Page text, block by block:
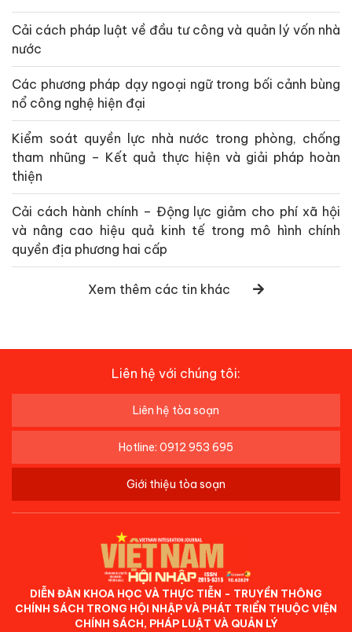
Cải cách pháp luật về đầu tư công và quản lý vốn nhà
nước
Các phương pháp dạy ngoại ngữ trong bối cảnh bùng
nổ công nghệ hiện đại
Kiểm soát quyền lực nhà nước trong phòng, chống
tham nhũng – Kết quả thực hiện và giải pháp hoàn
thiện
Cải cách hành chính – Động lực giảm cho phí xã hội
và nâng cao hiệu quả kinh tế trong mô hình chính
quyền địa phương hai cấp
Xem thêm các tin khác
Liên hệ với chúng tôi:
Liên hệ tòa soạn
Hotline: 0912 953 695
Giới thiệu tòa soạn
DIỄN ĐÀN KHOA HỌC VÀ THỰC TIỄN - TRUYỀN THÔNG
CHÍNH SÁCH TRONG HỘI NHẬP VÀ PHÁT TRIỂN THUỘC VIỆN
CHÍNH SÁCH, PHÁP LUẬT VÀ QUẢN LÝ